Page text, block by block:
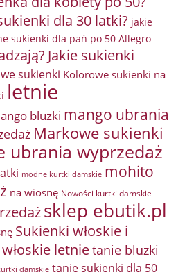
dla 30 latki? jakie
sukienki dla pań po 50 Allegro
Jakie sukienki
sukienki Kolorowe sukienki na
letnie
bluzki mango ubrania
Markowe sukienki
ubrania wyprzedaż
modne kurtki damskie mohito
na wiosnę Nowości kurtki damskie
sklep ebutik.pl
Sukienki włoskie i
letnietanie bluzki
damskie tanie sukienki dla 50